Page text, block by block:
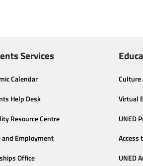
Services
Calendar
Help Desk
Resource Centre
and Employment
Office
Culture
Virtual
UNED
Access
UNED